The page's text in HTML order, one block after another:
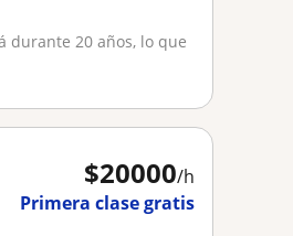
durante 20 años, lo que
$20000/h
Primera clase gratis